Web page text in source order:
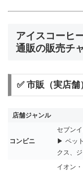
アイスコーヒ
通販の販売チ
✅ 市販（実店舗
店舗ジャンル
コンビニ
セブン
▶ ペッ
クス、
イオン